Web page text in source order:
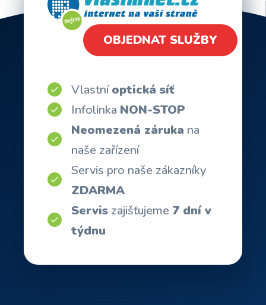
OBJEDNAT SLUŽBY
Vlastníoptická síť
Infolinka NON-STOP
Neomezená záruka na
naše zařízení
Servis pro naše zákazníky
ZDARMA
Servis zajišťujeme 7 dní v
týdnu